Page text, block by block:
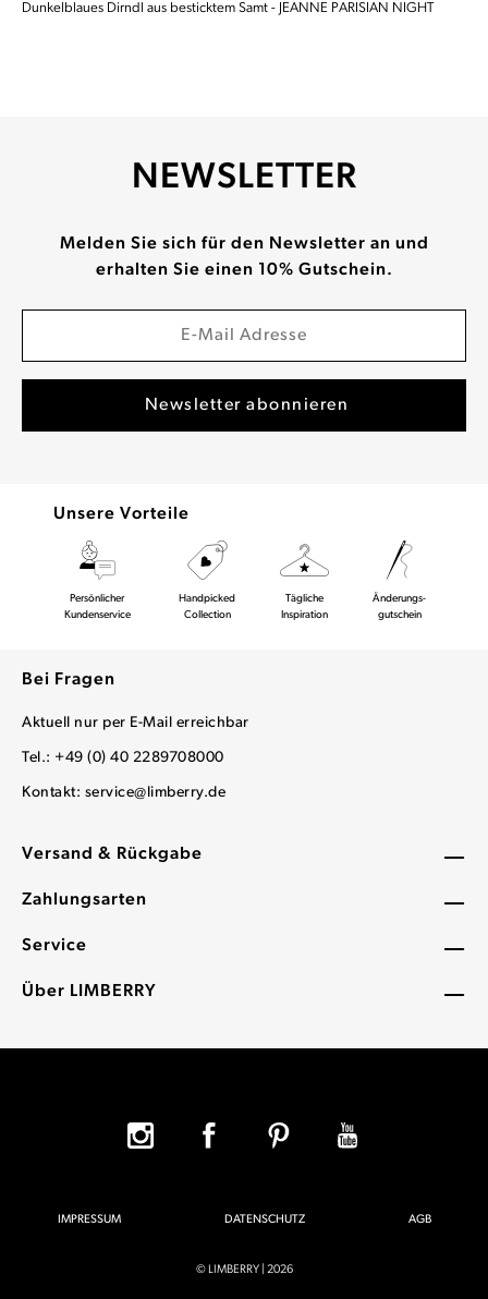
Dunkelblaues Dirndl aus besticktem Samt - JEANNE PARISIAN NIGHT
Versand & Rückgabe
Zahlungsarten
Service
Über LIMBERRY
NEWSLETTER
Melden Sie sich für den Newsletter an und
erhalten Sie einen 10% Gutschein.
Unsere Vorteile
Persönlicher
Kundenservice
Handpicked
Collection
Tägliche
Inspiration
Änderungs-
gutschein
Bei Fragen
Aktuell nur per E-Mail erreichbar
Tel.: +49 (0) 40 2289708000
Kontakt: service@limberry.de
IMPRESSUM DATENSCHUTZ AGB
© LIMBERRY | 2026